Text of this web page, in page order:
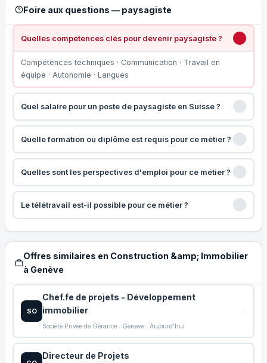
Foire aux questions — paysagiste
Quelles compétences clés pour devenir paysagiste ?
Compétences techniques · Communication · Travail en
équipe · Autonomie · Langues
Quel salaire pour un poste de paysagiste en Suisse ?
Quelle formation ou diplôme est requis pour ce métier ?
Quelles sont les perspectives d'emploi pour ce métier ?
Le télétravail est-il possible pour ce métier ?
Offres similaires en Construction &amp; Immobilier
à Genève
SO
Chef.fe de projets - Développement
immobilier
Société Privée de Gérance · Geneve · Aujourd'hui
Directeur de Projets